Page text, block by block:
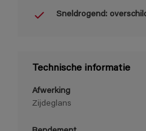
Sneldrogend:
Technische informatie
Afwerking
Zijdeglans